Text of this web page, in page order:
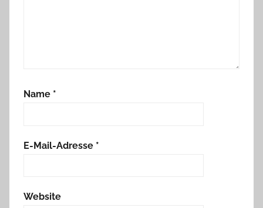
Name *
E-Mail-Adresse *
Website